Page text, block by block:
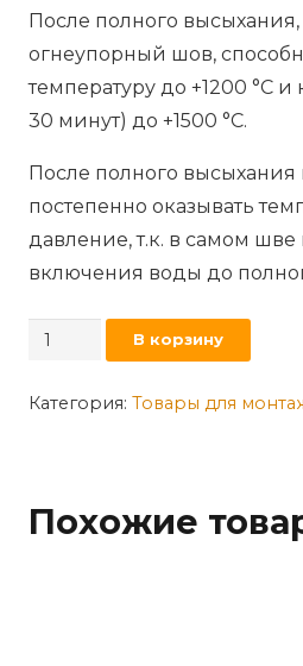
После полного
огнеупорный шов,
температуру до +1200 °С
30 минут) до +1500 °С.
После полного высыхания
постепенно оказывать
давление, т.к. в самом шве
включения воды до
Количество
Герметик
Sealant
В корзину
Категория: Товары для
Похожие